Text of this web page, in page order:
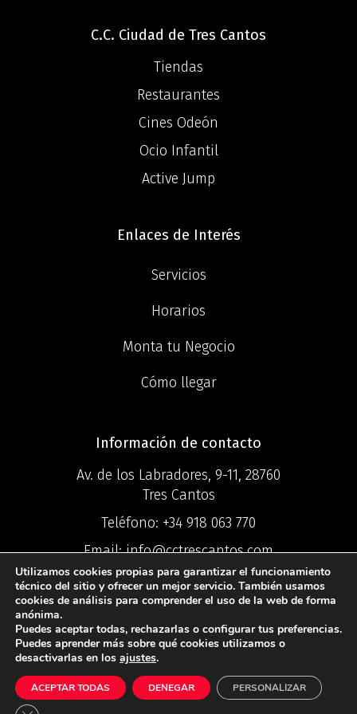
C.C. Ciudad de Tres Cantos
Tiendas
Restaurantes
Cines Odeón
Ocio Infantil
Active Jump
Enlaces de Interés
Servicios
Horarios
Monta tu Negocio
Cómo llegar
Información de contacto
Av. de los Labradores, 9-11, 28760
Tres Cantos
Teléfono: +34 918 063 770
Email:info@cctrescantos.com
©2025 Centro
Comercial Ciudad Tres Cantos ®
Política de PrivacidadIPolítica de
Utilizamos cookies propias para garantizar el funcionamiento
técnico del sitio y ofrecer un mejor servicio. También usamos
cookies de análisis para comprender el uso de la web de forma
anónima.
Puedes aceptar todas, rechazarlas o configurar tus preferencias.
Puedes aprender más sobre qué cookies utilizamos o
desactivarlas en los ajustes.
ACEPTAR TODAS DENEGAR PERSONALIZAR